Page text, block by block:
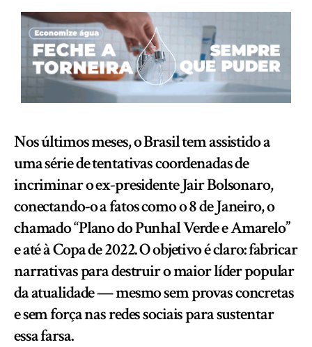
Nos últimos meses, o Brasil tem assistido a
uma série de tentativas coordenadas de
incriminar o ex-presidente Jair Bolsonaro,
conectando-o a fatos como o 8 de Janeiro, o
chamado “Plano do Punhal Verde e Amarelo”
e até à Copa de 2022. O objetivo é claro: fabricar
narrativas para destruir o maior líder popular
da atualidade — mesmo sem provas concretas
e sem força nas redes sociais para sustentar
essa farsa.